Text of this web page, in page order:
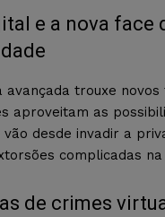
e a nova face
avançada trouxe
aproveitam as
desde invadir a
complicadas
de crimes